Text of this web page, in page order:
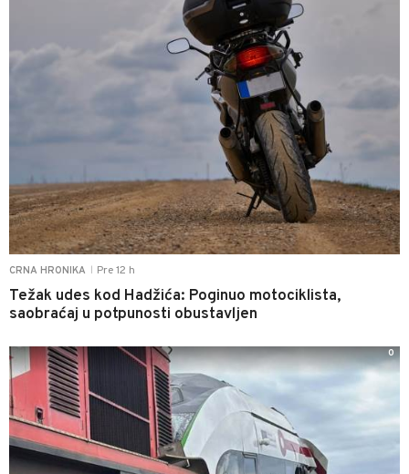
CRNA HRONIKA Pre 12 h
Težak udes kod Hadžića: Poginuo motociklista,
saobraćaj u potpunosti obustavljen
0